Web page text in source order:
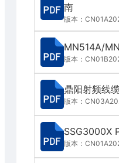
南
版本：CN01A
MN514A/
版本：CN01B
鼎阳射频线
版本：CN03A
SSG3000X
版本：CN01A